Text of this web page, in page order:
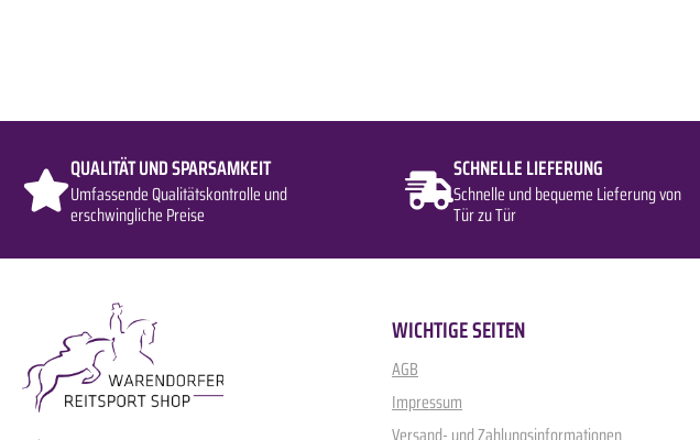
QUALITÄT UND SPARSAMKEIT
Umfassende Qualitätskontrolle und
erschwingliche Preise
SCHNELLE LIEFERUNG
Schnelle und bequeme Lieferung von
Tür zu Tür
WICHTIGE SEITEN
AGB
Impressum